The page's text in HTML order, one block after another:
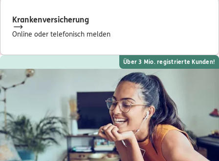
Krankenversicherung
Online oder telefonisch melden
Über 3 Mio. registrierte Kunden!